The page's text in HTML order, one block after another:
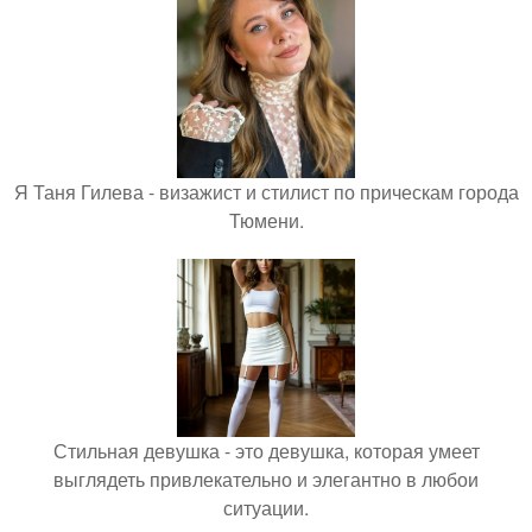
Я Таня Гилева - визажист и стилист по прическам города
Тюмени.
Стильная девушка - это девушка, которая умеет
выглядеть привлекательно и элегантно в любои
ситуации.